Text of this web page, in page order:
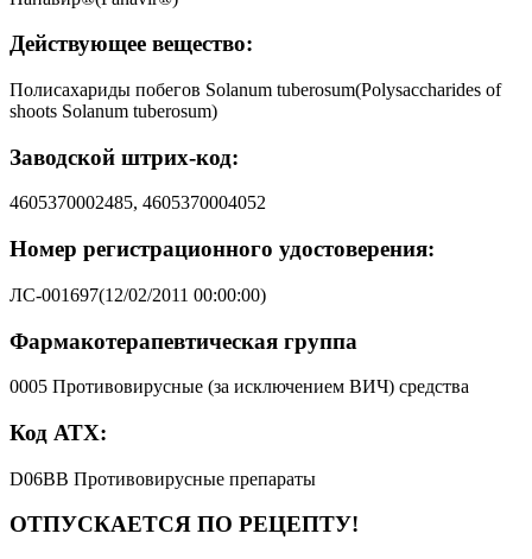
Действующее вещество:
Полисахариды побегов Solanum tuberosum(Polysaccharides of
shoots Solanum tuberosum)
Заводской штрих-код:
4605370002485, 4605370004052
Номер регистрационного удостоверения:
ЛС-001697(12/02/2011 00:00:00)
Фармакотерапевтическая группа
0005 Противовирусные (за исключением ВИЧ) средства
Код АТХ:
D06BB Противовирусные препараты
ОТПУСКАЕТСЯ ПО РЕЦЕПТУ!